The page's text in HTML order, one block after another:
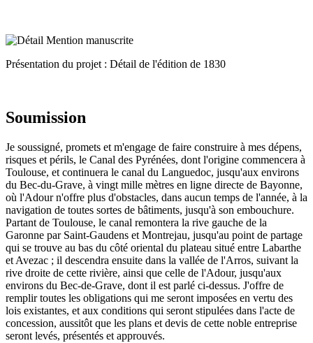
Présentation du projet : Détail de l'édition de 1830
Soumission
Je soussigné, promets et m'engage de faire construire à mes dépens,
risques et périls, le Canal des Pyrénées, dont l'origine commencera à
Toulouse, et continuera le canal du Languedoc, jusqu'aux environs
du Bec-du-Grave, à vingt mille mètres en ligne directe de Bayonne,
où l'Adour n'offre plus d'obstacles, dans aucun temps de l'année, à la
navigation de toutes sortes de bâtiments, jusqu'à son embouchure.
Partant de Toulouse, le canal remontera la rive gauche de la
Garonne par Saint-Gaudens et Montrejau, jusqu'au point de partage
qui se trouve au bas du côté oriental du plateau situé entre Labarthe
et Avezac ; il descendra ensuite dans la vallée de l'Arros, suivant la
rive droite de cette rivière, ainsi que celle de l'Adour, jusqu'aux
environs du Bec-de-Grave, dont il est parlé ci-dessus. J'offre de
remplir toutes les obligations qui me seront imposées en vertu des
lois existantes, et aux conditions qui seront stipulées dans l'acte de
concession, aussitôt que les plans et devis de cette noble entreprise
seront levés, présentés et approuvés.